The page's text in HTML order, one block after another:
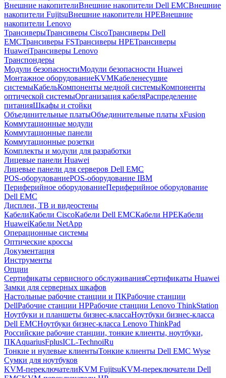
Внешние накопителиВнешние накопители Dell EMCВнешние
накопители FujitsuВнешние накопители HPEВнешние
накопители Lenovo
ТрансиверыТрансиверы CiscoТрансиверы Dell
EMCТрансиверы FSТрансиверы HPEТрансиверы
HuaweiТрансиверы Lenovo
Транспондеры
Модули безопасностиМодули безопасности Huawei
Монтажное оборудованиеKVMКабеленесущие
системыКабельКомпоненты медной системыКомпоненты
оптической системыОрганизация кабеляРаспределение
питанияШкафы и стойки
Объединительные платыОбъединительные платы xFusion
Коммутационные модули
Коммутационные панели
Коммутационные розетки
Комплекты и модули для разработки
Лицевые панели Huawei
Лицевые панели для серверов Dell EMC
POS-оборудованиеPOS-оборудование IBM
Периферийное оборудованиеПериферийное оборудование
Dell EMC
Дисплеи, ТВ и видеостены
КабелиКабели CiscoКабели Dell EMCКабели HPEКабели
HuaweiКабели NetApp
Операционные системы
Оптические кроссы
Документация
Инструменты
Опции
Сертификаты сервисного обслуживанияСертификаты Huawei
Замки для серверных шкафов
Настольные рабочие станции и ПКРабочие станции
DellРабочие станции HPРабочие станции Lenovo ThinkStation
Ноутбуки и планшеты бизнес-классаНоутбуки бизнес-класса
Dell EMCНоутбуки бизнес-класса Lenovo ThinkPad
Российские рабочие станции, тонкие клиенты, ноутбуки,
ПКAquariusFplusICL-TechnoiRu
Тонкие и нулевые клиентыТонкие клиенты Dell EMC Wyse
Сумки для ноутбуков
KVM-переключателиKVM FujitsuKVM-переключатели Dell